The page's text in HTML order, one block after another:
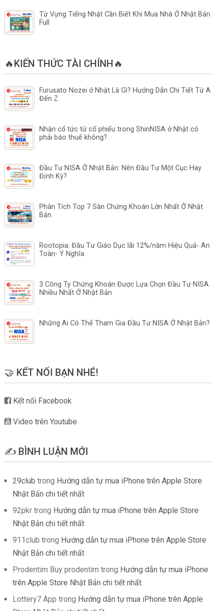
Từ Vựng Tiếng Nhật Cần Biết Khi Mua Nhà Ở Nhật Bản
Full
🔥KIẾN THỨC TÀI CHÍNH🔥
Furusato Nozei ở Nhật Là Gì? Hướng Dẫn Chi Tiết Từ A
Đến Z
Nhận cổ tức từ cổ phiếu trong ShinNISA ở Nhật có
phải báo thuế không?
Đầu Tư NISA Ở Nhật Bản: Nên Đầu Tư Một Cục Hay
Định Kỳ?
Phân Tích Top 7 Sàn Chứng Khoán Lớn Nhất Ở Nhật
Bản
Rootopia: Đầu Tư Giáo Dục lãi 12%/năm Hiệu Quả- An
Toàn- Ý Nghĩa
3 Công Ty Chứng Khoán Được Lựa Chọn Đầu Tư NISA
Nhiều Nhất Ở Nhật Bản
Những Ai Có Thể Tham Gia Đầu Tư NISA Ở Nhật Bản?
🤝 KẾT NỐI BẠN NHÉ!
Kết nối Facebook
Video trên Youtube
✍️ BÌNH LUẬN MỚI
29club trong Hướng dẫn tự mua iPhone trên Apple Store
Nhật Bản chi tiết nhất
92pkrtrong Hướng dẫn tự mua iPhone trên Apple Store
Nhật Bản chi tiết nhất
911club trong Hướng dẫn tự mua iPhone trên Apple Store
Nhật Bản chi tiết nhất
Prodentim Buy prodentim trong Hướng dẫn tự mua iPhone
trên Apple Store Nhật Bản chi tiết nhất
Lottery7 App trong Hướng dẫn tự mua iPhone trên Apple